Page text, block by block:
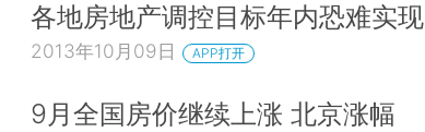
各地房地产调控目标年内恐难实现
2013年10月09日 APP打开
9月全国房价继续上涨 北京涨幅